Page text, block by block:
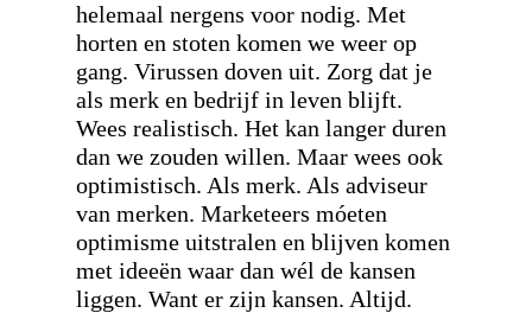
helemaal nergens voor nodig. Met
horten en stoten komen we weer op
gang. Virussen doven uit. Zorg dat je
als merk en bedrijf in leven blijft.
Wees realistisch. Het kan langer duren
dan we zouden willen. Maar wees ook
optimistisch. Als merk. Als adviseur
van merken. Marketeers móeten
optimisme uitstralen en blijven komen
met ideeën waar dan wél de kansen
liggen. Want er zijn kansen. Altijd.